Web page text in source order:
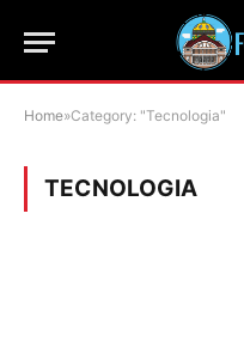
Home»Category: "Tecnologia"
TECNOLOGIA